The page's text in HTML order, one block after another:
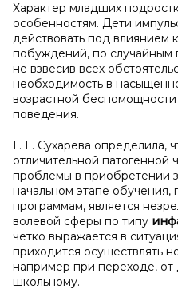
Характер младших
особенностям. Дети
действовать под влиянием
побуждений, по случайным
не взвесив всех
необходимость в
возрастной
поведения.
Г. Е. Сухарева определила,
отличительной патогенной
проблемы в приобретении
начальном этапе
программам, является
волевой сферы по типу
четко выражается в
приходится осуществлять
например при переходе, от
школьному.